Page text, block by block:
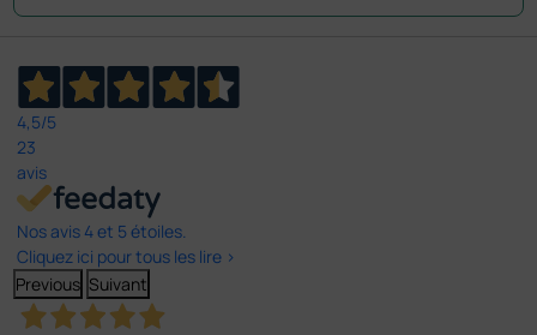
4,5/5
23
avis
Nos avis 4 et 5 étoiles.
Cliquez ici pour tous les lire >
Previous Suivant